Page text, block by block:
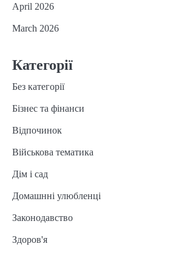
April 2026
March 2026
Категорії
Без категорії
Бізнес та фінанси
Відпочинок
Військова тематика
Дім і сад
Домашнні улюбленці
Законодавство
Здоров'я